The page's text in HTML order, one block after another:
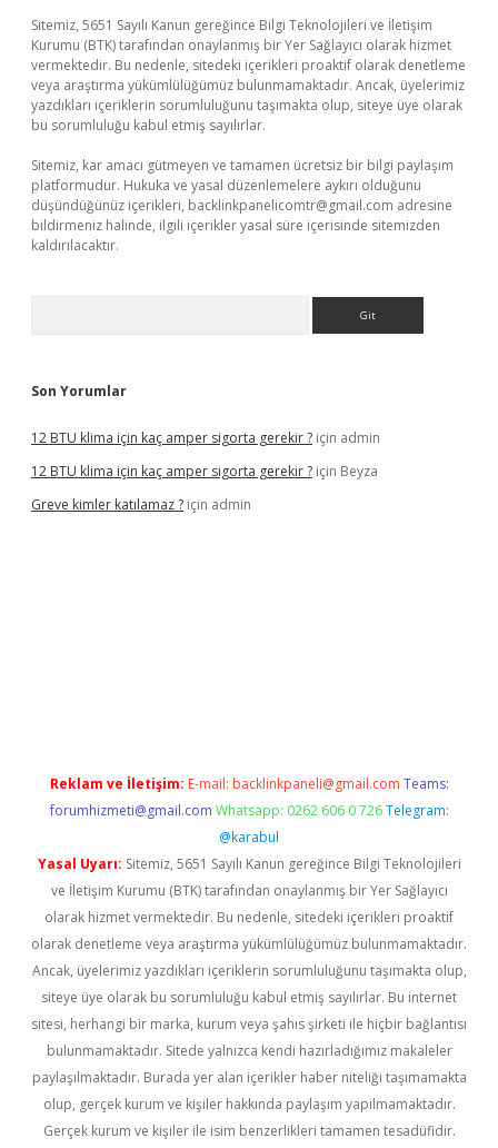
Sitemiz, 5651 Sayılı Kanun gereğince Bilgi Teknolojileri ve İletişim
Kurumu (BTK) tarafından onaylanmış bir Yer Sağlayıcı olarak hizmet
vermektedir. Bu nedenle, sitedeki içerikleri proaktif olarak denetleme
veya araştırma yükümlülüğümüz bulunmamaktadır. Ancak, üyelerimiz
yazdıkları içeriklerin sorumluluğunu taşımakta olup, siteye üye olarak
bu sorumluluğu kabul etmiş sayılırlar.
Sitemiz, kar amacı gütmeyen ve tamamen ücretsiz bir bilgi paylaşım
platformudur. Hukuka ve yasal düzenlemelere aykırı olduğunu
düşündüğünüz içerikleri, backlinkpanelicomtr@gmail.com adresine
bildirmeniz halinde, ilgili içerikler yasal süre içerisinde sitemizden
kaldırılacaktır.
Son Yorumlar
12 BTU klima için kaç amper sigorta gerekir ? için admin
12 BTU klima için kaç amper sigorta gerekir ? için Beyza
Greve kimler katılamaz ? için admin
Reklam ve İletişim: E-mail: backlinkpaneli@gmail.com Teams:
forumhizmeti@gmail.com Whatsapp: 0262 606 0 726 Telegram:
@karabul
Yasal Uyarı: Sitemiz, 5651 Sayılı Kanun gereğince Bilgi Teknolojileri
ve İletişim Kurumu (BTK) tarafından onaylanmış bir Yer Sağlayıcı
olarak hizmet vermektedir. Bu nedenle, sitedeki içerikleri proaktif
olarak denetleme veya araştırma yükümlülüğümüz bulunmamaktadır.
Ancak, üyelerimiz yazdıkları içeriklerin sorumluluğunu taşımakta olup,
siteye üye olarak bu sorumluluğu kabul etmiş sayılırlar. Bu internet
sitesi, herhangi bir marka, kurum veya şahıs şirketi ile hiçbir bağlantısı
bulunmamaktadır. Sitede yalnızca kendi hazırladığımız makaleler
paylaşılmaktadır. Burada yer alan içerikler haber niteliği taşımamakta
olup, gerçek kurum ve kişiler hakkında paylaşım yapılmamaktadır.
Gerçek kurum ve kişiler ile isim benzerlikleri tamamen tesadüfidir.